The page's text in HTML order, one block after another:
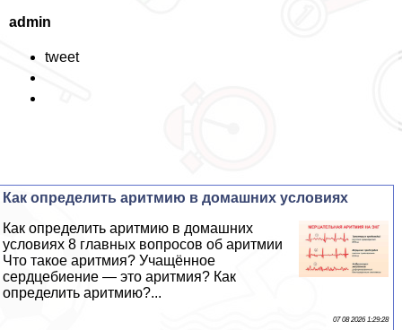
admin
tweet
Как определить аритмию в домашних условиях
Как определить аритмию в домашних
условиях 8 главных вопросов об аритмии
Что такое аритмия? Учащённое
сердцебиение — это аритмия? Как
определить аритмию?...
07 08 2026 1:29:28